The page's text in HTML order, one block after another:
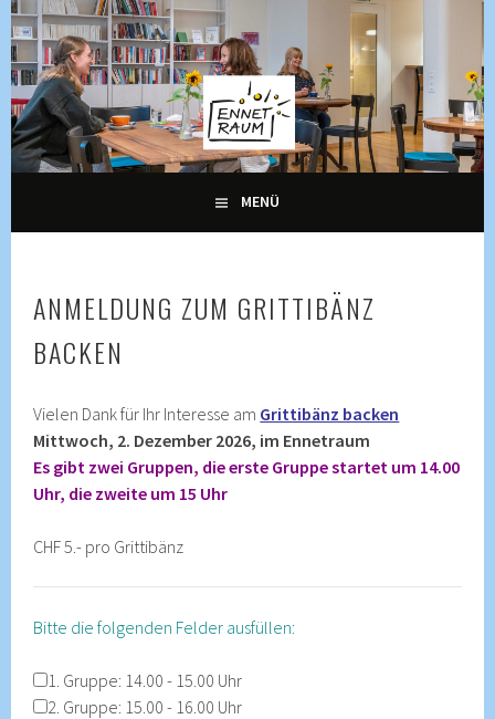
Springe
zum
Inhalt
ENNETRAUM –
KULTURZENTRUM
ENNETBADEN
KULTUR, KURSE UND VERANSTALTUNGEN FÜR ALLE
GENERATIONEN
MENÜ
ANMELDUNG ZUM GRITTIBÄNZ
BACKEN
Vielen Dank für Ihr Interesse am Grittibänz backen
Mittwoch, 2. Dezember 2026, im Ennetraum
Es gibt zwei Gruppen, die erste Gruppe startet um 14.00
Uhr, die zweite um 15 Uhr
CHF 5.- pro Grittibänz
Bitte die folgenden Felder ausfüllen:
1. Gruppe: 14.00 - 15.00 Uhr
2. Gruppe: 15.00 - 16.00 Uhr